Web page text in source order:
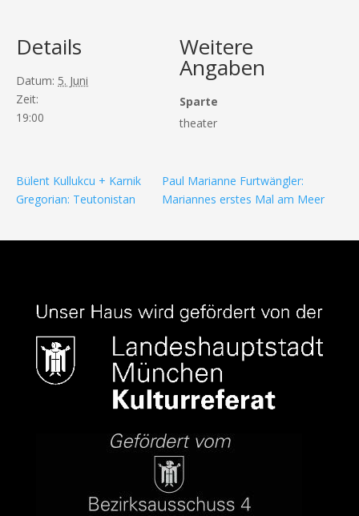
Details
Datum: 5. Juni
Zeit:
19:00
Weitere
Angaben
Sparte
theater
Bülent Kullukcu + Karnik
Gregorian: Teutonistan
Paul Marianne Furtwängler:
Mariannes erstes Mal am Meer